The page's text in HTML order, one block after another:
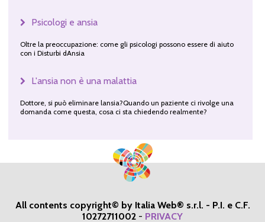
Psicologi e ansia
Oltre la preoccupazione: come gli psicologi possono essere di aiuto
con i Disturbi dAnsia
L'ansia non è una malattia
Dottore, si può eliminare lansia?Quando un paziente ci rivolge una
domanda come questa, cosa ci sta chiedendo realmente?
All contents copyright© by Italia Web® s.r.l. - P.I. e C.F.
10272711002 - PRIVACY